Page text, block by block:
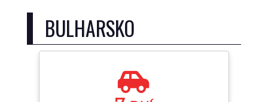
BULHARSKO